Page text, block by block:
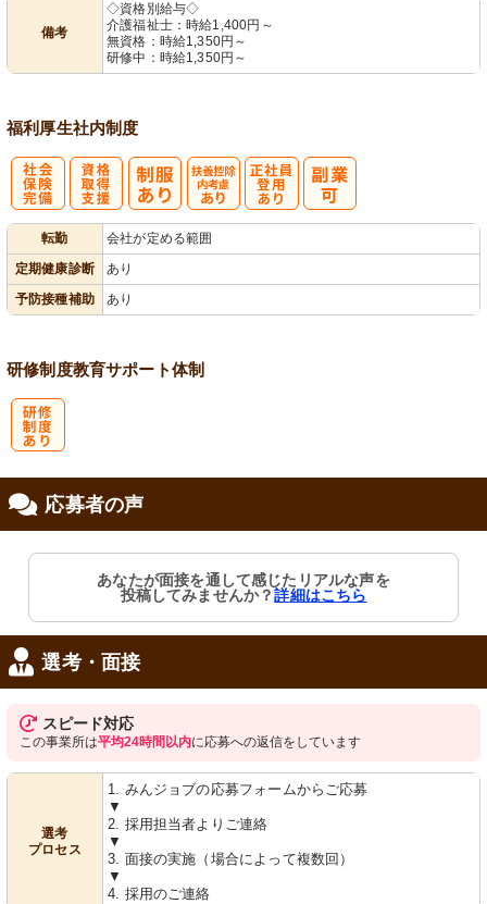
備考
◇資格別給与◇
介護福祉士：時給1,400円～
無資格：時給1,350円～
研修中：時給1,350円～
福利厚生社内制度
転勤
会社が定める範囲
定期健康診断
あり
予防接種補助
あり
研修制度教育サポート体制
応募者の声
あなたが面接を通して感じたリアルな声を
投稿してみませんか？詳細はこちら
選考・面接
スピード対応
この事業所は平均24時間以内に応募への返信をしています
選考
プロセス
1. みんジョブの応募フォームからご応募
▼
2. 採用担当者よりご連絡
▼
3. 面接の実施（場合によって複数回）
▼
4. 採用のご連絡